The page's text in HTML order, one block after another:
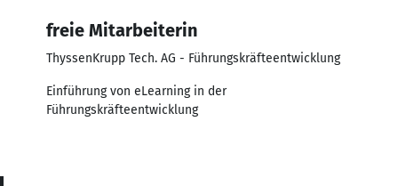
freie Mitarbeiterin
ThyssenKrupp Tech. AG - Führungskräfteentwicklung
Einführung von eLearning in der
Führungskräfteentwicklung